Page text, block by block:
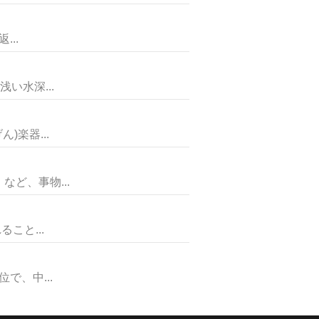
...
い水深...
)楽器...
ど、事物...
こと...
で、中...